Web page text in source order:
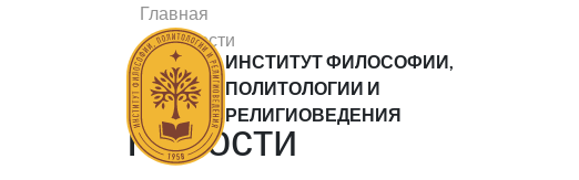
ИНСТИТУТ ФИЛОСОФИИ,
ПОЛИТОЛОГИИ И
РЕЛИГИОВЕДЕНИЯ
Главная
Новости
Статьи
Новости